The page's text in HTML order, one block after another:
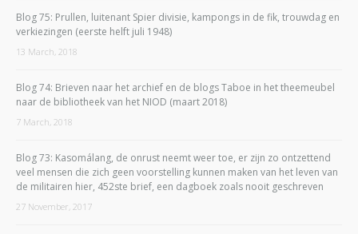
Blog 75: Prullen, luitenant Spier divisie, kampongs in de fik, trouwdag en
verkiezingen (eerste helft juli 1948)
13 March, 2018
Blog 74: Brieven naar het archief en de blogs Taboe in het theemeubel
naar de bibliotheek van het NIOD (maart 2018)
7 March, 2018
Blog 73: Kasomálang, de onrust neemt weer toe, er zijn zo ontzettend
veel mensen die zich geen voorstelling kunnen maken van het leven van
de militairen hier, 452ste brief, een dagboek zoals nooit geschreven
27 November, 2017